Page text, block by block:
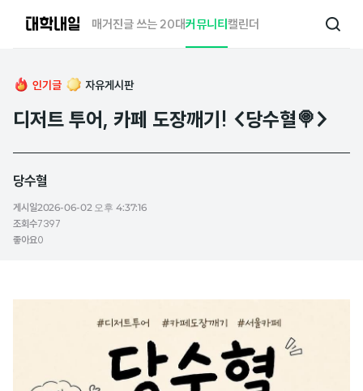
매거진글 쓰는 20대커뮤니티캘린더
검
인기글 자유게시판
디저트 투어, 카페 도장깨기! <당수혈🍭>
당수혈
게시일2026-06-02 오후 4:37:16
조회수7397
좋아요0